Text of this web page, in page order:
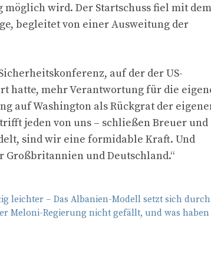
wird. Der Startschuss fiel mit dem
begleitet von einer Ausweitung der
auf der der US-
hatte, mehr Verantwortung für die
auf Washington als Rückgrat der
jeden von uns – schließen Breuer und
sind wir eine formidable Kraft. Und
und Deutschland.“
leichter – Das Albanien-Modell setzt sich durch
Meloni-Regierung nicht gefällt, und was haben